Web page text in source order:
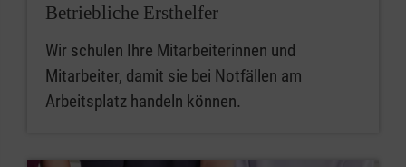
Betriebliche Ersthelfer
Wir schulen Ihre Mitarbeiterinnen und
Mitarbeiter, damit sie bei Notfällen am
Arbeitsplatz handeln können.